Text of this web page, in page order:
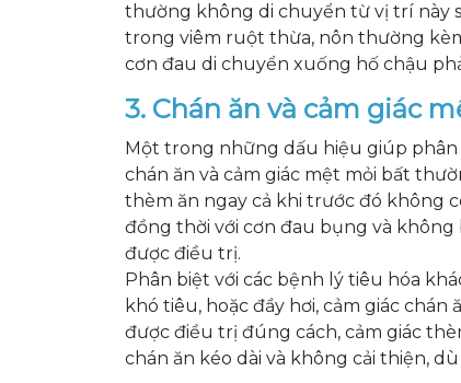
thường không di chuyển từ vị trí này
trong viêm ruột thừa, nôn thường
cơn đau di chuyển xuống hố chậu
3. Chán ăn và cảm giác
Một trong những dấu hiệu giúp
chán ăn và cảm giác mệt mỏi bất
thèm ăn ngay cả khi trước đó không
đồng thời với cơn đau bụng và
được điều trị.
Phân biệt với các bệnh lý tiêu hóa
khó tiêu, hoặc đầy hơi, cảm giác
được điều trị đúng cách, cảm giác
chán ăn kéo dài và không cải thiện,